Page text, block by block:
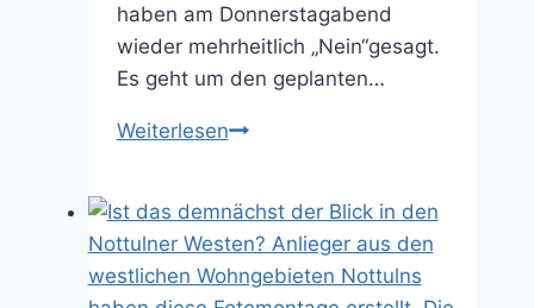
haben am Donnerstagabend
wieder mehrheitlich „Nein“gesagt.
Es geht um den geplanten…
WeiterlesenWindkraft
Ärger
um
geplante